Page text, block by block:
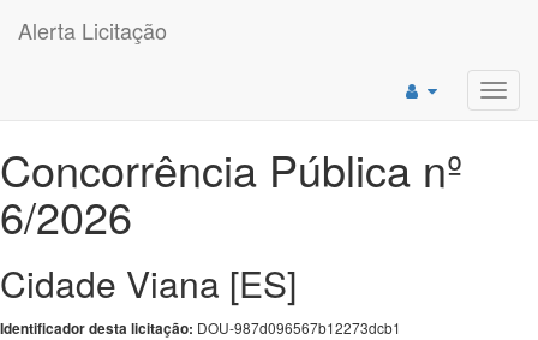
Alerta Licitação
Concorrência Pública nº
6/2026
Cidade Viana [ES]
Identificador desta licitação: DOU-987d096567b12273dcb1